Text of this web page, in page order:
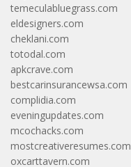
temeculabluegrass.com
eldesigners.com
cheklani.com
totodal.com
apkcrave.com
bestcarinsurancewsa.com
complidia.com
eveningupdates.com
mcochacks.com
mostcreativeresumes.com
oxcarttavern.com